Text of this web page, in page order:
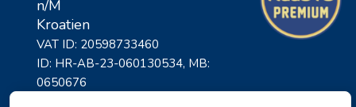
n/M
Kroatien
VAT ID: 20598733460
ID: HR-AB-23-060130534, MB:
0650676